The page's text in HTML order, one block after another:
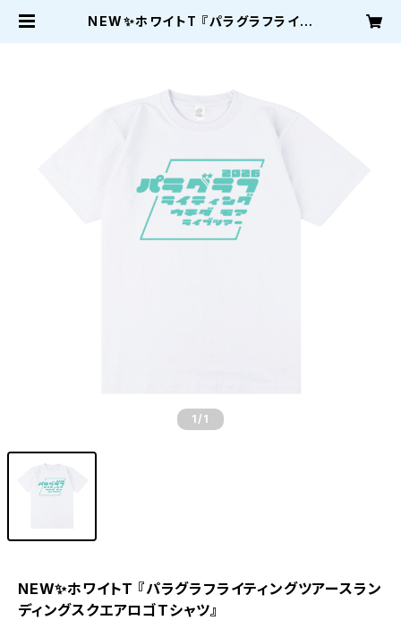
NEW✨ホワイトT 『パラグラフライテ
1 /1
NEW✨ホワイトT 『パラグラフライティングツアースラン
ディングスクエアロゴTシャツ』